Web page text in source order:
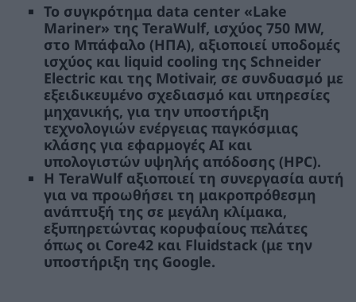
Το συγκρότημα data center «Lake
Mariner» της TeraWulf, ισχύος 750 MW,
στο Μπάφαλο (ΗΠΑ), αξιοποιεί υποδομές
ισχύος και liquid cooling της Schneider
Electric και της Motivair, σε συνδυασμό με
εξειδικευμένο σχεδιασμό και υπηρεσίες
μηχανικής, για την υποστήριξη
τεχνολογιών ενέργειας παγκόσμιας
κλάσης για εφαρμογές AI και
υπολογιστών υψηλής απόδοσης (HPC).
Η TeraWulf αξιοποιεί τη συνεργασία αυτή
για να προωθήσει τη μακροπρόθεσμη
ανάπτυξή της σε μεγάλη κλίμακα,
εξυπηρετώντας κορυφαίους πελάτες
όπως οι Core42 και Fluidstack (με την
υποστήριξη της Google.